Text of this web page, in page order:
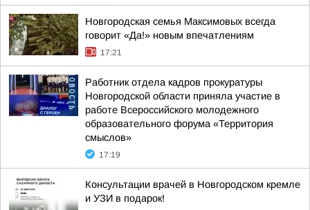
Новгородская семья Максимовых всегда
говорит «Да!» новым впечатлениям
17:21
Работник отдела кадров прокуратуры
Новгородской области приняла участие в
работе Всероссийского молодежного
образовательного форума «Территория
смыслов»
17:19
Консультации врачей в Новгородском кремле
и УЗИ в подарок!